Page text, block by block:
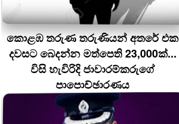
කොළඹ තරුණ තරුණියන් අතරේ එක
දවසට බෙදන්න මත්පෙති 23,000ක්...
විසි හැවිරිදි ජාවාරම්කරුගේ
පාපොච්ඡාරණය